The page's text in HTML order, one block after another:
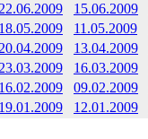
22.06.2009 15.06.2009
18.05.2009 11.05.2009
20.04.2009 13.04.2009
23.03.2009 16.03.2009
16.02.2009 09.02.2009
19.01.2009 12.01.2009